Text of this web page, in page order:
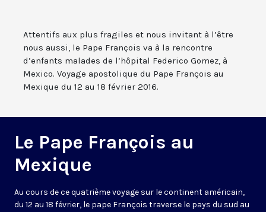
Attentifs aux plus fragiles et nous invitant à l’être
nous aussi, le Pape François va à la rencontre
d’enfants malades de l’hôpital Federico Gomez, à
Mexico. Voyage apostolique du Pape François au
Mexique du 12 au 18 février 2016.
Le Pape François au
Mexique
Au cours de ce quatrième voyage sur le continent américain,
du 12 au 18 février, le pape François traverse le pays du sud au